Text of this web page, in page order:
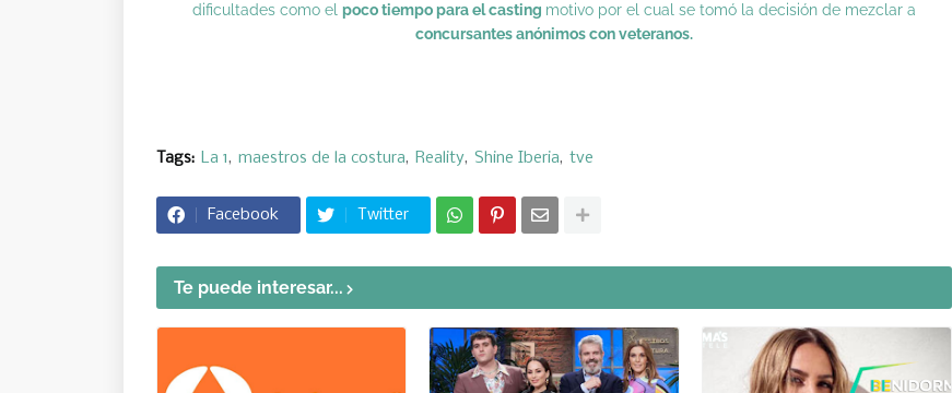
dificultades como el poco tiempo para el casting motivo por el cual se tomó la decisión de mezclar a
concursantes anónimos con veteranos.
Tags: La 1 maestros de la costura Reality Shine Iberia tve
Facebook Twitter
Te puede interesar...